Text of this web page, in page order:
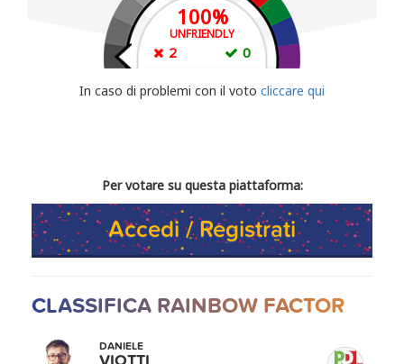
100%
UNFRIENDLY
2 0
CONDIVIDI IL TUO VOTO
In caso di problemi con il voto cliccare qui
Per votare su questa piattaforma:
Accedi / Registrati
CLASSIFICA RAINBOW FACTOR
DANIELE